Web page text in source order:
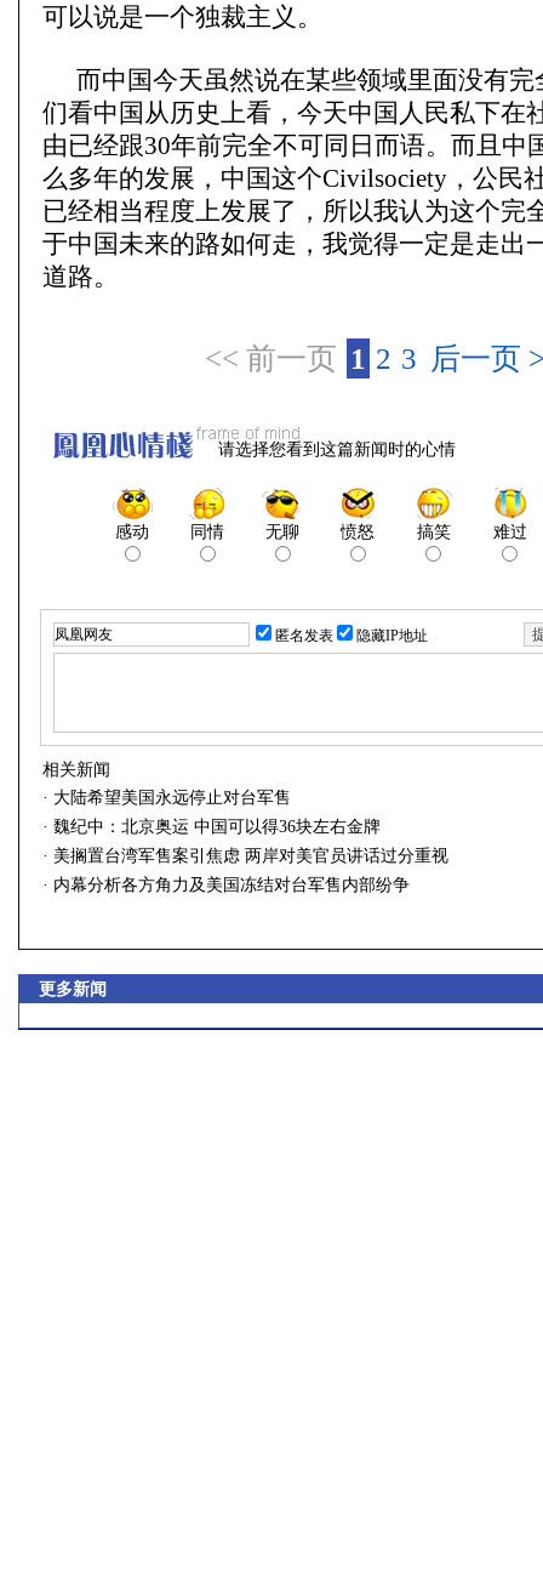
可以说是一个独裁主义。
而中国今天虽然说在某些领域里面没有
们看中国从历史上看，今天中国人民私下在
由已经跟30年前完全不可同日而语。而且中
么多年的发展，中国这个Civilsociety，公民
已经相当程度上发展了，所以我认为这个完
于中国未来的路如何走，我觉得一定是走出
道路。
<< 前一页 1 2 3 后一页
请选择您看到这篇新闻时的心情
感动 同情 无聊 愤怒 搞笑 难过
匿名发表 隐藏IP地址
相关新闻
· 大陆希望美国永远停止对台军售
· 魏纪中：北京奥运 中国可以得36块左右金牌
· 美搁置台湾军售案引焦虑 两岸对美官员讲话过分重视
· 内幕分析各方角力及美国冻结对台军售内部纷争
更多新闻